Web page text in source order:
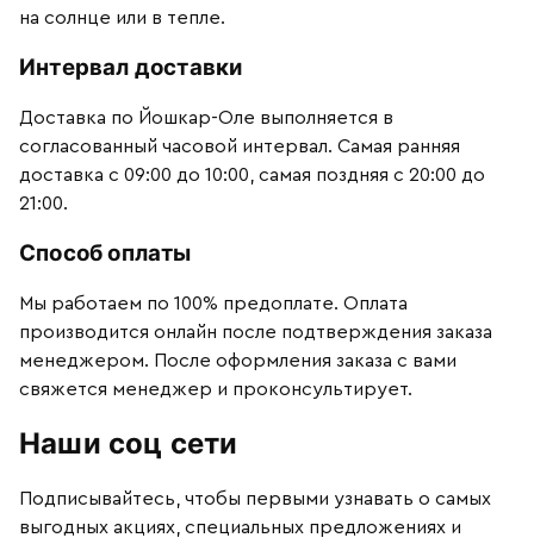
на солнце или в тепле.
Интервал доставки
Доставка по Йошкар-Оле выполняется в
согласованный часовой интервал. Самая ранняя
доставка с 09:00 до 10:00, самая поздняя с 20:00 до
21:00.
Способ оплаты
Мы работаем по 100% предоплате. Оплата
производится онлайн после подтверждения заказа
менеджером. После оформления заказа с вами
свяжется менеджер и проконсультирует.
Наши соц сети
Подписывайтесь, чтобы первыми узнавать о самых
выгодных акциях, специальных предложениях и